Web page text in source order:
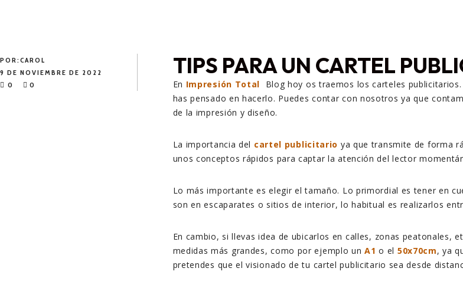
POR:CAROL
9 DE NOVIEMBRE DE 2022
0
0
TIPS PARA UN CARTEL
En Impresión Total
Blog hoy os traemos los carteles
has pensado en hacerlo. Puedes contar con nosotros ya que
de la impresión y diseño.
La importancia del cartel publicitario ya que transmite de forma
unos conceptos rápidos para captar la atención del lector
Lo más importante es elegir el tamaño. Lo primordial es tener en
son en escaparates o sitios de interior, lo habitual es realizarlos
En cambio, si llevas idea de ubicarlos en calles, zonas peatonales,
medidas más grandes, como por ejemplo unA1 o el 50x70cm, ya
pretendes que el visionado de tu cartel publicitario sea desde